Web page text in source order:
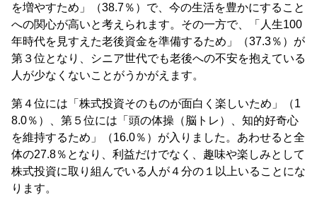
を増やすため」（38.7％）で、今の生活を豊かにすること
への関心が高いと考えられます。その一方で、「人生100
年時代を見すえた老後資金を準備するため」（37.3％）が
第３位となり、シニア世代でも老後への不安を抱えている
人が少なくないことがうかがえます。
第４位には「株式投資そのものが面白く楽しいため」（1
8.0％）、第５位には「頭の体操（脳トレ）、知的好奇心
を維持するため」（16.0％）が入りました。あわせると全
体の27.8％となり、利益だけでなく、趣味や楽しみとして
株式投資に取り組んでいる人が４分の１以上いることにな
ります。